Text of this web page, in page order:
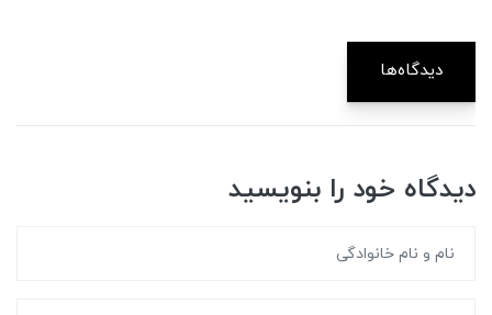
دیدگاه‌ها
دیدگاه خود را بنویسید